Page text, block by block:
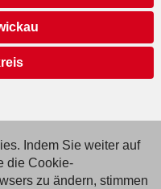
Indem Sie weiter auf
die Cookie-
zu ändern, stimmen